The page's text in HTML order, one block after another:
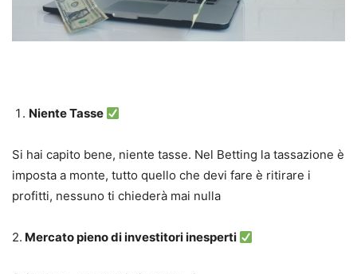
Niente Tasse
Si hai capito bene, niente tasse. Nel Betting la tassazione è
imposta a monte, tutto quello che devi fare è ritirare i
profitti, nessuno ti chiederà mai nulla
2. Mercato pieno di investitori inesperti